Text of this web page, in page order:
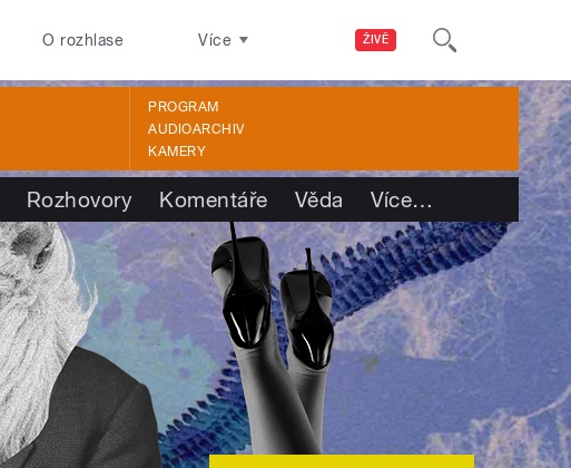
ŽIVĚ
O rozhlase Více
PROGRAM
AUDIOARCHIV
KAMERY
Rozhovory Komentáře Věda Více…